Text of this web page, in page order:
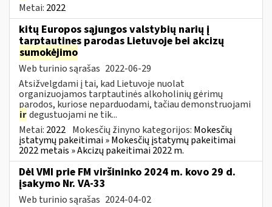
Metai: 2022
kitų Europos sąjungos valstybių narių į
tarptautines parodas Lietuvoje bei akcizų
sumokėjimo
Web turinio sąrašas 2022-06-29
Atsižvelgdami į tai, kad Lietuvoje nuolat
organizuojamos tarptautinės alkoholinių gėrimų
parodos, kuriose neparduodami, tačiau demonstruojami
irdegustuojami ne tik...
Metai: 2022 Mokesčių žinyno kategorijos: Mokesčių
įstatymų pakeitimai » Mokesčių įstatymų pakeitimai
2022 metais » Akcizų pakeitimai 2022 m.
Dėl VMI prie FM viršininko 2024 m. kovo 29 d.
įsakymo Nr. VA-33
Web turinio sąrašas 2024-04-02